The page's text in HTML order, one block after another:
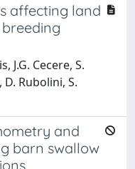
affecting land
J.G. Cecere, S.
Rubolini, S.
and
barn swallow